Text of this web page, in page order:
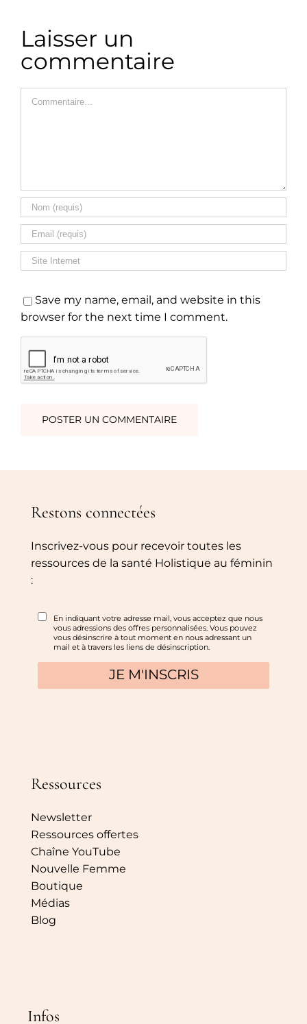
Laisser un
commentaire
Commentaire
Save my name, email, and website in this
browser for the next time I comment.
Restons connectées
Inscrivez-vous pour recevoir toutes les
ressources de la santé Holistique au féminin
:
Ressources
Newsletter
Ressources offertes
Chaîne YouTube
Nouvelle Femme
Boutique
Médias
Blog
Infos